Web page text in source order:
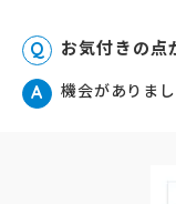
Q お気付きの点
A 機会がありま